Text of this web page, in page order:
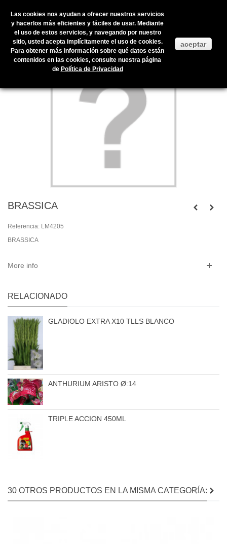
Inicio > Productos en stock > FLOR ARTIFICIAL > FLOR ARTIFICIAL
BRASSICA
BRASSICA
Referencia: LM4205
BRASSICA
More info
RELACIONADO
GLADIOLO EXTRA X10 TLLS BLANCO
ANTHURIUM ARISTO Ø:14
TRIPLE ACCION 450ML
30 OTROS PRODUCTOS EN LA MISMA CATEGORÍA:
Las cookies nos ayudan a ofrecer nuestros servicios
y hacerlos más eficientes y fáciles de usar. Mediante
el uso de estos servicios, y navegando por nuestro
sitio, usted acepta implícitamente el uso de cookies.
Para obtener más información sobre qué datos están
contenidos en las cookies, consulte nuestra página
de Política de Privacidad
aceptar